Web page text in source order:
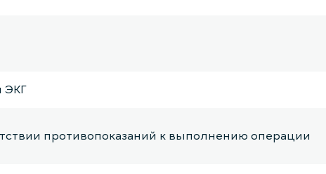
ЭКГ
противопоказаний к выполнению операции